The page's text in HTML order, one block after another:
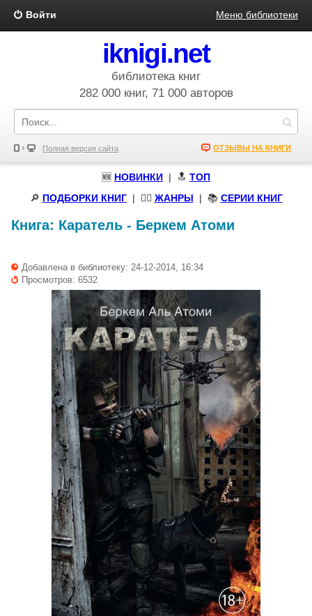
Войти Меню библиотеки
iknigi.net
библиотека книг
282 000 книг, 71 000 авторов
Полная версия сайта ОТЗЫВЫ НА КНИГИ
🆕 НОВИНКИ | 🔝 ТОП
🔎 ПОДБОРКИ КНИГ| 🧝‍♀️ ЖАНРЫ | 📚 СЕРИИ КНИГ
Книга: Каратель - Беркем Атоми
Добавлена в библиотеку: 24-12-2014, 16:34
Просмотров: 6532